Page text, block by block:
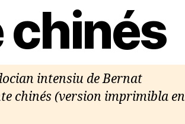
chinés
intensiu de Bernat
chinés (version imprimibla en